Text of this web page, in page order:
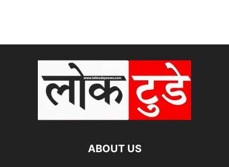
ABOUT US